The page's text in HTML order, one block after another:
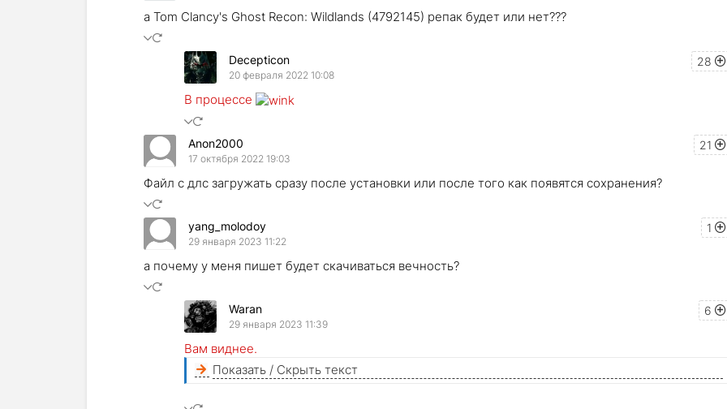
а Tom Clancy's Ghost Recon: Wildlands (4792145) репак будет или нет???
28
Decepticon
20 февраля 2022 10:08
В процессе
21
Anon2000
17 октября 2022 19:03
Файл с длс загружать сразу после установки или после того как появятся сохранения?
1
yang_molodoy
29 января 2023 11:22
а почему у меня пишет будет скачиваться вечность?
6
Waran
29 января 2023 11:39
Вам виднее.
Показать / Скрыть текст